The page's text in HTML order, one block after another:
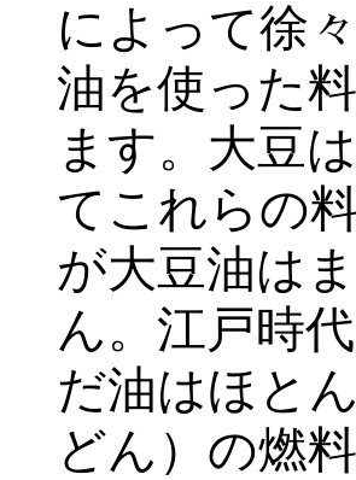
によって徐
油を使った
ます。大豆
てこれらの
が大豆油は
ん。江戸時
だ油はほと
どん）の燃